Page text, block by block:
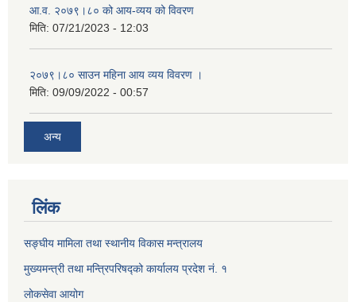
आ.व. २०७९।८० को आय-व्यय को विवरण
मिति: 07/21/2023 - 12:03
२०७९।८० साउन महिना आय व्यय विवरण ।
मिति: 09/09/2022 - 00:57
अन्य
लिंक
सङ्घीय मामिला तथा स्थानीय विकास मन्त्रालय
मुख्यमन्त्री तथा मन्त्रिपरिषद्को कार्यालय प्रदेश नं. १
लोकसेवा आयोग ​​​​